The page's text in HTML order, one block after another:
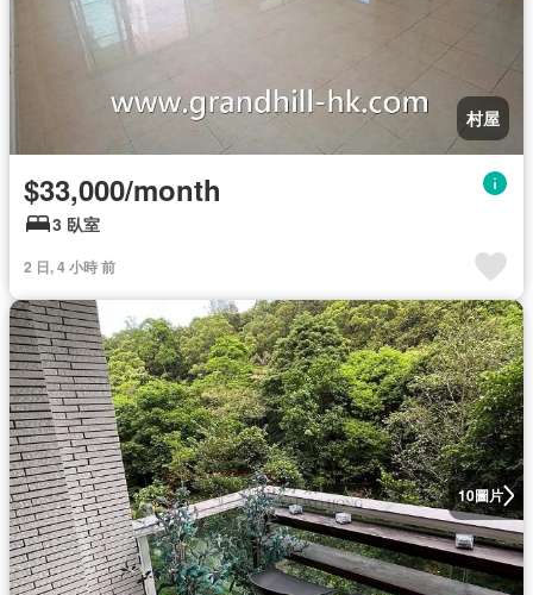
村屋
$33,000/month
3 臥室
2 日, 4 小時 前
10圖片